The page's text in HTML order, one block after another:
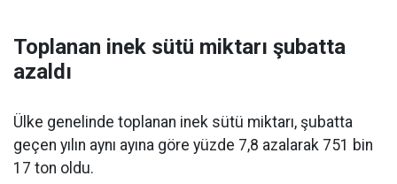
Toplanan inek sütü miktarı şubatta
azaldı
Ülke genelinde toplanan inek sütü miktarı, şubatta
geçen yılın aynı ayına göre yüzde 7,8 azalarak 751 bin
17 ton oldu.